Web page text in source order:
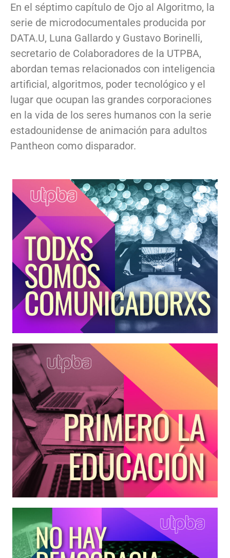
En el séptimo capítulo de Ojo al Algoritmo, la
serie de microdocumentales producida por
DATA.U, Luna Gallardo y Gustavo Borinelli,
secretario de Colaboradores de la UTPBA,
abordan temas relacionados con inteligencia
artificial, algoritmos, poder tecnológico y el
lugar que ocupan las grandes corporaciones
en la vida de los seres humanos con la serie
estadounidense de animación para adultos
Pantheon como disparador.